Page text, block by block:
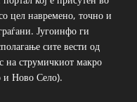
цел навремено, точно и
Југоинфо ги
сите вести од
на струмичкиот макро
и Ново Село).